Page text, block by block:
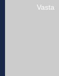
Vasta